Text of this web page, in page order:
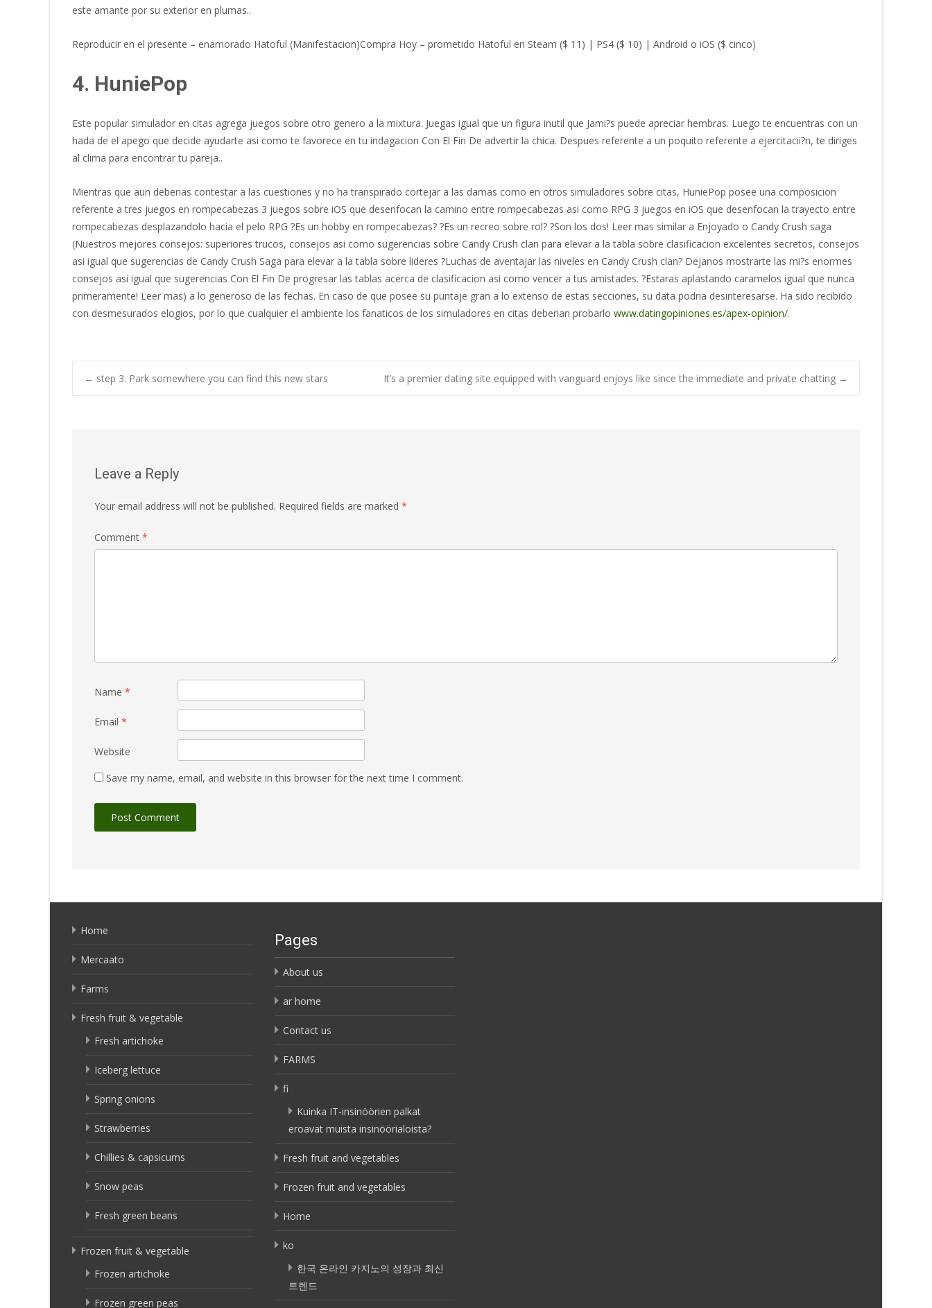
este amante por su exterior en plumas..
Reproducir en el presente – enamorado Hatoful (Manifestacion)Compra Hoy – prometido Hatoful en Steam ($ 11) | PS4 ($ 10) | Android o iOS ($ cinco)
4. HuniePop
Este popular simulador en citas agrega juegos sobre otro genero a la mixtura. Juegas igual que un figura inutil que Jami?s puede apreciar hembras. Luego te encuentras con un
hada de el apego que decide ayudarte asi­ como te favorece en tu indagacion Con El Fin De advertir la chica. Despues referente a un poquito referente a ejercitacii?n, te diriges
al clima para encontrar tu pareja..
Mientras que aun deberias contestar a las cuestiones y no ha transpirado cortejar a las damas como en otros simuladores sobre citas, HuniePop posee una composicion
referente a tres juegos en rompecabezas 3 juegos sobre iOS que desenfocan la camino entre rompecabezas asi­ como RPG 3 juegos en iOS que desenfocan la trayecto entre
rompecabezas desplazandolo hacia el pelo RPG ?Es un hobby en rompecabezas? ?Es un recreo sobre rol? ?Son los dos! Leer mas similar a Enjoyado o Candy Crush saga
(Nuestros mejores consejos: superiores trucos, consejos asi­ como sugerencias sobre Candy Crush clan para elevar a la tabla sobre clasificacion excelentes secretos, consejos
asi­ igual que sugerencias de Candy Crush Saga para elevar a la tabla sobre lideres ?Luchas de aventajar las niveles en Candy Crush clan? Dejanos mostrarte las mi?s enormes
consejos asi­ igual que sugerencias Con El Fin De progresar las tablas acerca de clasificacion asi­ como vencer a tus amistades. ?Estaras aplastando caramelos igual que nunca
primeramente! Leer mas) a lo generoso de las fechas. En caso de que posee su puntaje gran a lo extenso de estas secciones, su data podria desinteresarse. Ha sido recibido
con desmesurados elogios, por lo que cualquier el ambiente los fanaticos de los simuladores en citas deberian probarlo www.datingopiniones.es/apex-opinion/.
Post
← step 3. Park somewhere you can find this new stars It’s a premier dating site equipped with vanguard enjoys like since the immediate and private chatting →
Leave a Reply
Your email address will not be published. Required fields are marked *
Comment *
Name *
Email *
Website
Save my name, email, and website in this browser for the next time I comment.
Home
Mercaato
Farms
Fresh fruit & vegetable
Fresh artichoke
Iceberg lettuce
Spring onions
Strawberries
Chillies & capsicums
Snow peas
Fresh green beans
Frozen fruit & vegetable
Frozen artichoke
Frozen green peas
Pages
About us
ar home
Contact us
FARMS
fi
Kuinka IT-insinöörien palkat
eroavat muista insinöörialoista?
Fresh fruit and vegetables
Frozen fruit and vegetables
Home
ko
한국 온라인 카지노의 성장과 최신
트렌드